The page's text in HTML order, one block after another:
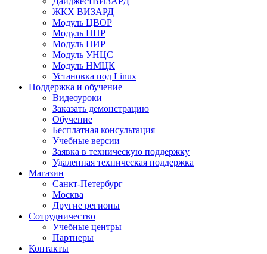
ЖКХ ВИЗАРД
Модуль ЦВОР
Модуль ПНР
Модуль ПИР
Модуль УНЦС
Модуль НМЦК
Установка под Linux
Поддержка и обучение
Видеоуроки
Заказать демонстрацию
Обучение
Бесплатная консультация
Учебные версии
Заявка в техническую поддержку
Удаленная техническая поддержка
Магазин
Санкт-Петербург
Москва
Другие регионы
Сотрудничество
Учебные центры
Партнеры
Контакты